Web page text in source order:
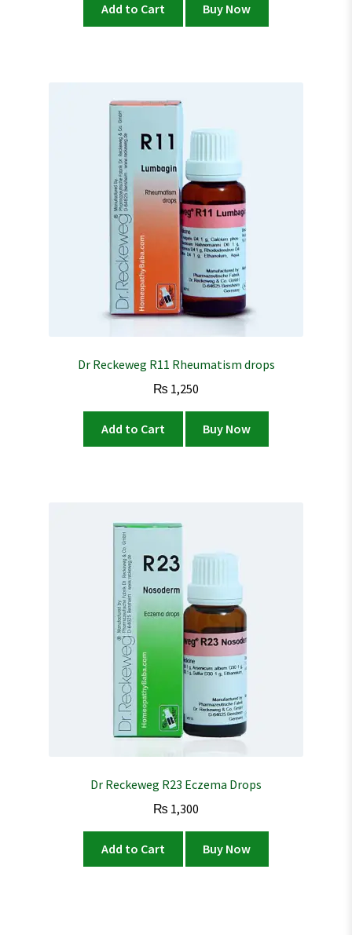
Add to Cart Buy Now
Dr Reckeweg R11 Rheumatism drops
₨ 1,250
Add to Cart Buy Now
Dr Reckeweg R23 Eczema Drops
₨ 1,300
Add to Cart Buy Now